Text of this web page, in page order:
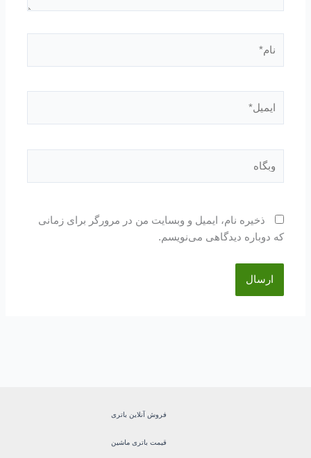
ذخیره نام، ایمیل و وبسایت من در مرورگر برای زمانی
که دوباره دیدگاهی می‌نویسم.
فروش آنلاین باتری
قیمت باتری ماشین